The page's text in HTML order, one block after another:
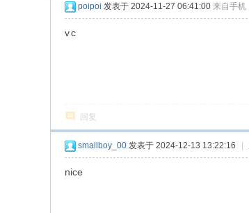
poipoi 发表于 2024-11-27 06:41:00 来自手机
v c
回复
smallboy_00 发表于 2024-12-13 13:22:16
nice